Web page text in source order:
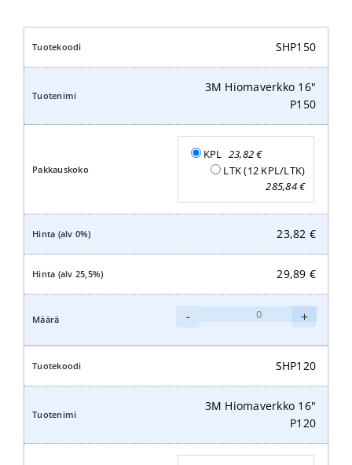
SHP150
3M Hiomaverkko 16"
P150
KPL 23,82€
LTK (12 KPL/LTK)
285,84€
23,82 €
29,89 €
-
16"
määrä
+
SHP120
3M Hiomaverkko 16"
P120